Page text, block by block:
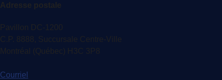
Adresse postale
Pavillon DC-1200
C.P. 8888, Succursale Centre-Ville
Montréal (Québec) H3C 3P8
Courriel